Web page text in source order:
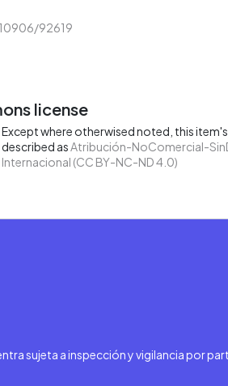
92619
license
Except where otherwised noted, this item's
described as Atribución-NoComercial-
Internacional (CC BY-NC-ND 4.0)
sujeta a inspección y vigilancia por